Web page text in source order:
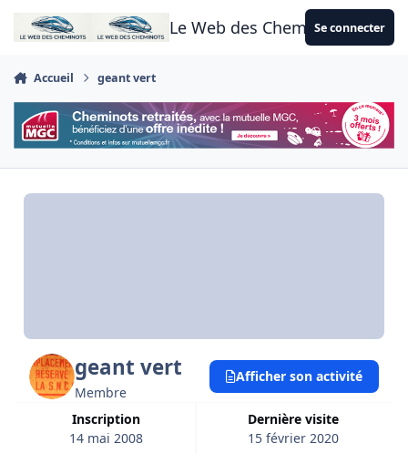
Aller au contenu
Le Web des CheminotsSe connecter
Accueil geant vert
geant vert
Membre
Inscription
14 mai 2008
Dernière visite
15 février 2020
Afficher son activité